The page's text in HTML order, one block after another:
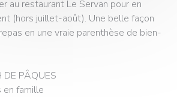
au restaurant Le Servan pour en
(hors juillet-août). Une belle façon
en une vraie parenthèse de bien-
DE PÂQUES
famille